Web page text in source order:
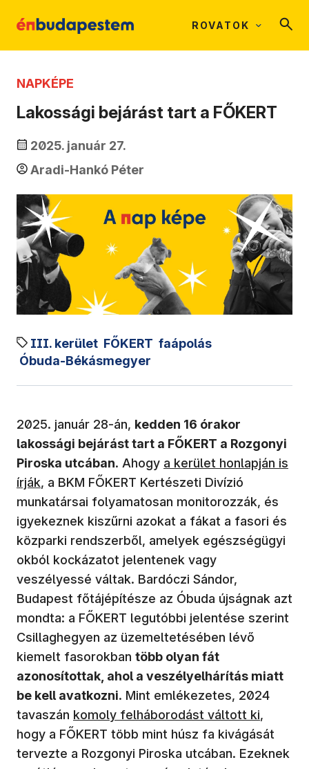
ROVATOK
NAPKÉPE
Lakossági bejárást tart a FŐKERT
2025. január 27.
Aradi-Hankó Péter
III. kerület FŐKERT faápolás
Óbuda-Békásmegyer
2025. január 28-án, kedden 16 órakor
lakossági bejárást tart a FŐKERT a Rozgonyi
Piroska utcában. Ahogy (új ablakban nyílik meg)
a kerület honlapján is
írják, a BKM FŐKERT Kertészeti Divízió
munkatársai folyamatosan monitorozzák, és
igyekeznek kiszűrni azokat a fákat a fasori és
közparki rendszerből, amelyek egészségügyi
okból kockázatot jelentenek vagy
veszélyessé váltak. Bardóczi Sándor,
Budapest főtájépítésze az Óbuda újságnak azt
mondta: a FŐKERT legutóbbi jelentése szerint
Csillaghegyen az üzemeltetésében lévő
kiemelt fasorokban több olyan fát
azonosítottak, ahol a veszélyelhárítás miatt
be kell avatkozni. Mint emlékezetes, 2024
tavaszán (új ablakban nyílik meg)
komoly felháborodást váltott ki,
hogy a FŐKERT több mint húsz fa kivágását
tervezte a Rozgonyi Piroska utcában. Ezeknek